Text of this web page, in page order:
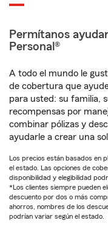
Permítanos
Personal®
A todo el mundo le
de cobertura que
para usted: su familia,
recompensas por
combinar pólizas y
ayudarle a crear una
Los precios están basados en
el estado. Las opciones de
disponibilidad y elegibilidad
*Los clientes siempre pueden
descuento por dos o más
ahorros, nombres de los
podrían variar según el estado.